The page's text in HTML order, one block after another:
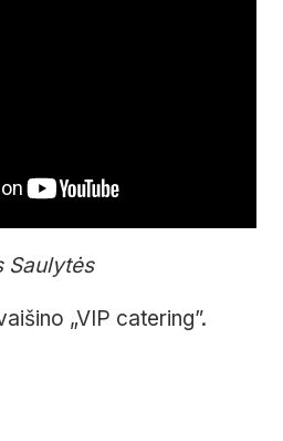
Saulytės
„VIP catering”.